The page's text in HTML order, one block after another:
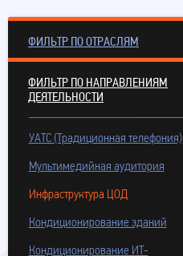
ФИЛЬТР ПО ОТРАСЛЯМ
ФИЛЬТР ПО НАПРАВЛЕНИЯМ
ДЕЯТЕЛЬНОСТИ
УАТС (Традиционная телефония)
Мультимедийная аудитория
Инфраструктура ЦОД
Кондиционирование зданий
Кондиционирование ИТ-